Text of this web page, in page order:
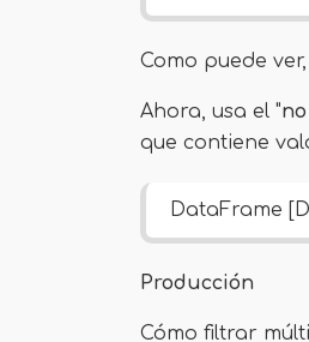
Como puede
Ahora, usa el "
que contiene
DataFrame
Producción
Cómo filtrar